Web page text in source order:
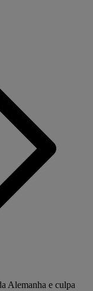
Alemanha e culpa